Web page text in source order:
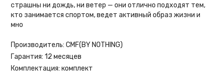
страшны ни дождь, ни ветер — они отлично подходят тем,
кто занимается спортом, ведет активный образ жизни и
мно
Производитель: CMF(BY NOTHING)
Гарантия: 12 месяцев
Комплектация: комплект